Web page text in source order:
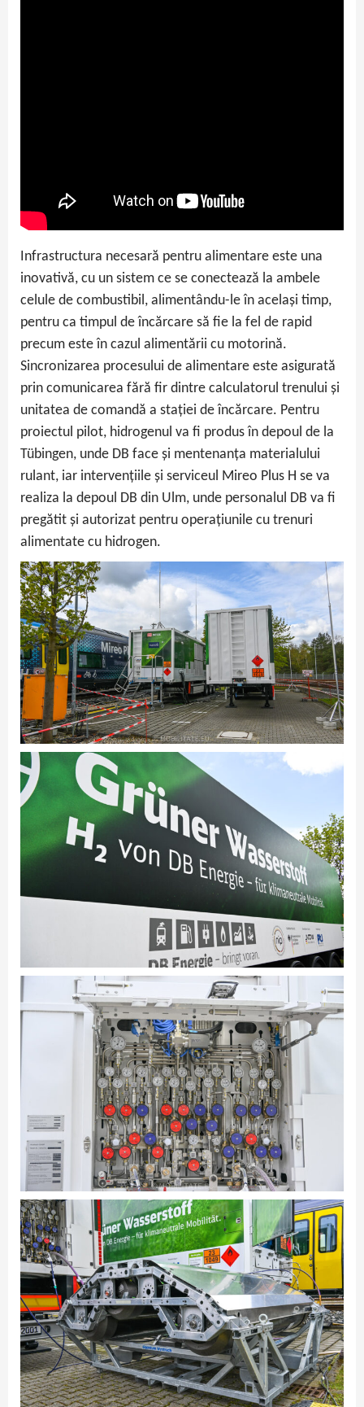
Infrastructura necesară pentru alimentare este una
inovativă, cu un sistem ce se conectează la ambele
celule de combustibil, alimentându-le în același timp,
pentru ca timpul de încărcare să fie la fel de rapid
precum este în cazul alimentării cu motorină.
Sincronizarea procesului de alimentare este asigurată
prin comunicarea fără fir dintre calculatorul trenului și
unitatea de comandă a stației de încărcare. Pentru
proiectul pilot, hidrogenul va fi produs în depoul de la
Tübingen, unde DB face și mentenanța materialului
rulant, iar intervențiile și serviceul Mireo Plus H se va
realiza la depoul DB din Ulm, unde personalul DB va fi
pregătit și autorizat pentru operațiunile cu trenuri
alimentate cu hidrogen.